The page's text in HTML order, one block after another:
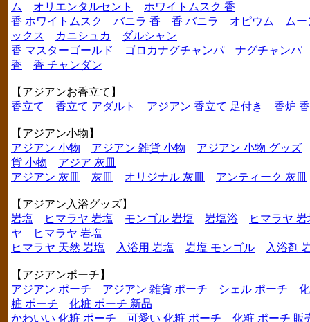
ム
オリエンタルセント
ホワイトムスク 香
香 ホワイトムスク
バニラ 香 香 バニラ オピウム
ムー
ックス
カニシュカ
ダルシャン
香 マスターゴールド
ゴロカナグチャンパ
ナグチャンパ
香
香 チャンダン
【アジアンお香立て】
香立て
香立て アダルト アジアン 香立て 足付き 香炉
【アジアン小物】
アジアン 小物
アジアン 雑貨 小物
アジアン 小物 グッズ
貨 小物
アジア 灰皿
アジアン 灰皿
灰皿 オリジナル 灰皿 アンティーク 灰皿
【アジアン入浴グッズ】
岩塩
ヒマラヤ 岩塩 モンゴル 岩塩 岩塩浴
ヒマラヤ
ヤ
ヒマラヤ 岩塩
ヒマラヤ 天然 岩塩
入浴用 岩塩 岩塩 モンゴル 入浴剤
【アジアンポーチ】
アジアン ポーチ
アジアン 雑貨 ポーチ シェル ポーチ
粧 ポーチ
化粧 ポーチ 新品
かわいい 化粧 ポーチ
可愛い 化粧 ポーチ 化粧 ポーチ 販